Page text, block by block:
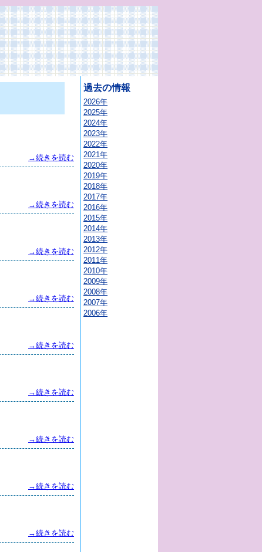
→続きを読む
→続きを読む
→続きを読む
→続きを読む
→続きを読む
→続きを読む
→続きを読む
→続きを読む
→続きを読む
過去の情報
2026年
2025年
2024年
2023年
2022年
2021年
2020年
2019年
2018年
2017年
2016年
2015年
2014年
2013年
2012年
2011年
2010年
2009年
2008年
2007年
2006年